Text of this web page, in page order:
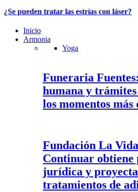
¿Se pueden tratar las estrías con láser?
Inicio
Armonia
Yoga
Funeraria
humana y
los momentos
Fundación La
Continuar obtiene
jurídica y
tratamientos de